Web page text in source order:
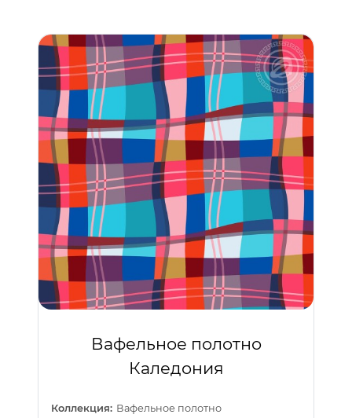
Вафельное полотно
Каледония
Коллекция: Вафельное полотно